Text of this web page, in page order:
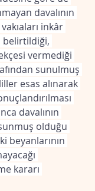
davalının
inkâr
belirtildiği,
vermediği
sunulmuş
esas alınarak
davalının
olduğu
beyanlarının
kararı